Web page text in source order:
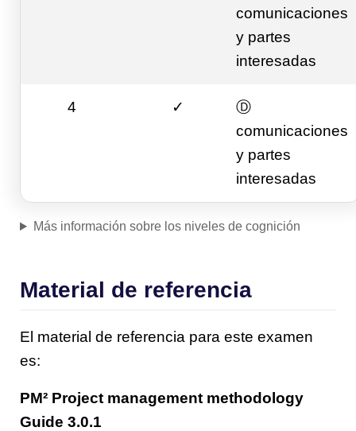
comunicaciones
y partes
interesadas
4 ✓
Ⓓ
comunicaciones
y partes
interesadas
Más información sobre los niveles de cognición
Material de referencia
El material de referencia para este examen
es:
PM² Project management methodology
Guide 3.0.1